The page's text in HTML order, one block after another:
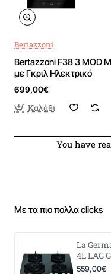
Bertazzoni
Bertazzoni F38 3 MOD
με Γκριλ Ηλεκτρικό
699,00€
Καλάθι
You have
Με τα πιο πολλα clicks
La
4L LAG
559,00€